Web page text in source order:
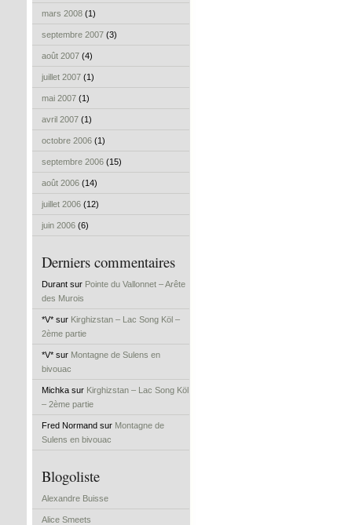
mars 2008 (1)
septembre 2007 (3)
août 2007 (4)
juillet 2007 (1)
mai 2007 (1)
avril 2007 (1)
octobre 2006 (1)
septembre 2006 (15)
août 2006 (14)
juillet 2006 (12)
juin 2006 (6)
Derniers commentaires
Durant sur Pointe du Vallonnet – Arête
des Murois
*V* sur Kirghizstan – Lac Song Köl –
2ème partie
*V* sur Montagne de Sulens en
bivouac
Michka sur Kirghizstan – Lac Song Köl
– 2ème partie
Fred Normand sur Montagne de
Sulens en bivouac
Blogoliste
Alexandre Buisse
Alice Smeets